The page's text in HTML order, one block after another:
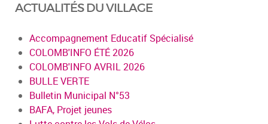
ACTUALITÉS DU VILLAGE
Accompagnement Educatif Spécialisé
COLOMB'INFO ÉTÉ 2026
COLOMB'INFO AVRIL 2026
BULLE VERTE
Bulletin Municipal N°53
BAFA, Projet jeunes